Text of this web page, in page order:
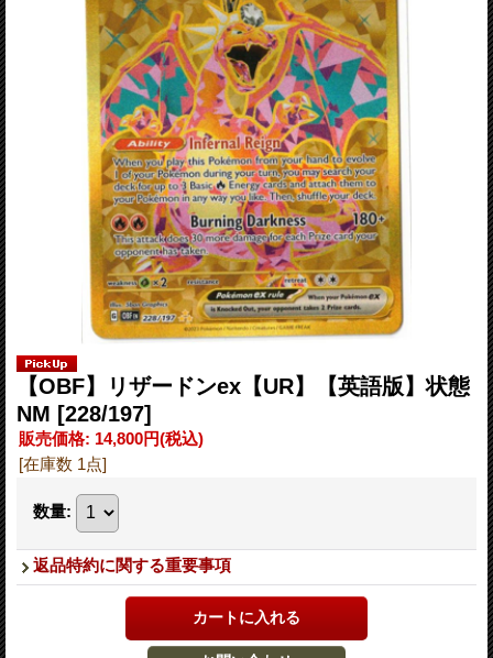
【OBF】リザードンex【UR】【英語版】状態
NM [228/197]
販売価格: 14,800円(税込)
[在庫数 1点]
数量:
返品特約に関する重要事項